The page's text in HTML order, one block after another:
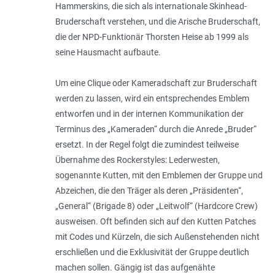
Hammerskins, die sich als internationale Skinhead-
Bruderschaft verstehen, und die Arische Bruderschaft,
die der NPD-Funktionär Thorsten Heise ab 1999 als
seine Hausmacht aufbaute.
Um eine Clique oder Kameradschaft zur Bruderschaft
werden zu lassen, wird ein entsprechendes Emblem
entworfen und in der internen Kommunikation der
Terminus des „Kameraden“ durch die Anrede „Bruder“
ersetzt. In der Regel folgt die zumindest teilweise
Übernahme des Rockerstyles: Lederwesten,
sogenannte Kutten, mit den Emblemen der Gruppe und
Abzeichen, die den Träger als deren „Präsidenten“,
„General“ (Brigade 8) oder „Leitwolf“ (Hardcore Crew)
ausweisen. Oft befinden sich auf den Kutten Patches
mit Codes und Kürzeln, die sich Außenstehenden nicht
erschließen und die Exklusivität der Gruppe deutlich
machen sollen. Gängig ist das aufgenähte